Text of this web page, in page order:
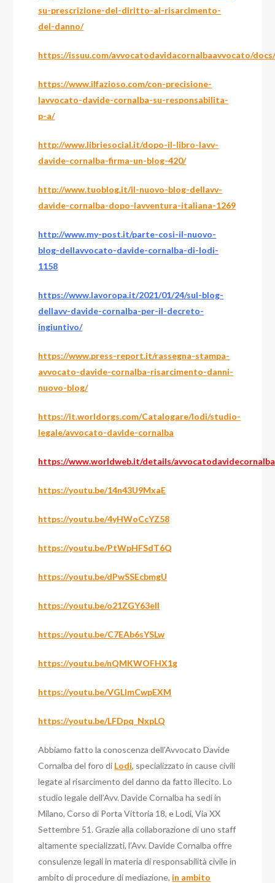
su-prescrizione-del-diritto-al-risarcimento-
del-danno/
https://issuu.com/avvocatodavidacornalbaavvocato/
https://www.ilfazioso.com/con-precisione-
lavvocato-davide-cornalba-su-responsabilita-
p-a/
http://www.libriesocial.it/dopo-il-libro-lavv-
davide-cornalba-firma-un-blog-420/
http://www.tuoblog.it/il-nuovo-blog-dellavv-
davide-cornalba-dopo-lavventura-italiana-1269
http://www.my-post.it/parte-cosi-il-nuovo-
blog-dellavvocato-davide-cornalba-di-lodi-
1158
https://www.lavoropa.it/2021/01/24/sul-blog-
dellavv-davide-cornalba-per-il-decreto-
ingiuntivo/
https://www.press-report.it/rassegna-stampa-
avvocato-davide-cornalba-risarcimento-danni-
nuovo-blog/
https://it.worldorgs.com/Catalogare/lodi/studio-
legale/avvocato-davide-cornalba
https://www.worldweb.it/details/
https://youtu.be/14n43U9MxaE
https://youtu.be/4yHWoCcYZ58
https://youtu.be/PtWpHFSdT6Q
https://youtu.be/dPwSSEcbmgU
https://youtu.be/o21ZGY63elI
https://youtu.be/C7EAb6sYSLw
https://youtu.be/nQMKWOFHX1g
https://youtu.be/VGLImCwpEXM
https://youtu.be/LFDpq_NxpLQ
Abbiamo fatto la conoscenza dell’Avvocato Davide
Cornalba del foro di Lodi, specializzato in cause civili
legate al risarcimento del danno da fatto illecito. Lo
studio legale dell’Avv. Davide Cornalba ha sedi in
Milano, Corso di Porta Vittoria 18, e Lodi, Via XX
Settembre 51. Grazie alla collaborazione di uno staff
altamente specializzati, l’Avv. Davide Cornalba offre
consulenze legali in materia di responsabilità civile in
ambito di procedure di mediazione, in ambito